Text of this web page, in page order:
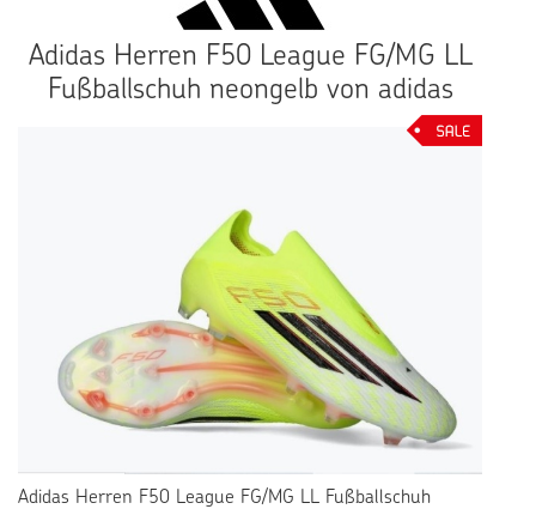
Adidas Herren F50 League FG/MG LL
Fußballschuh neongelb von adidas
Adidas Herren F50 League FG/MG LL Fußballschuh